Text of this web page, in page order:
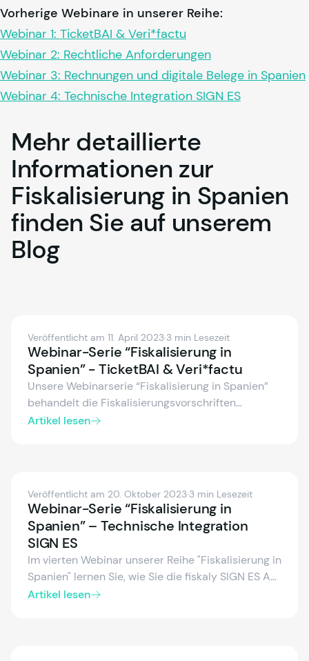
Vorherige Webinare in unserer Reihe:
Webinar 1: TicketBAI & Veri*factu
Webinar 2: Rechtliche Anforderungen
Webinar 3: Rechnungen und digitale Belege in Spanien
Webinar 4: Technische Integration SIGN ES
Mehr detaillierte
Informationen zur
Fiskalisierung in Spanien
finden Sie auf unserem
Blog
Veröffentlicht am 11. April 2023·3 min Lesezeit
Webinar-Serie “Fiskalisierung in
Spanien” - TicketBAI & Veri*factu
Unsere Webinarserie “Fiskalisierung in Spanien”
behandelt die Fiskalisierungsvorschriften
TicketBAI und Veri*factu, rechtliche und
Artikel lesen
Veröffentlicht am 20. Oktober 2023·3 min Lesezeit
Webinar-Serie “Fiskalisierung in
Spanien” – Technische Integration
SIGN ES
Im vierten Webinar unserer Reihe "Fiskalisierung in
Spanien" lernen Sie, wie Sie die fiskaly SIGN ES API
erfolgreich in Ihr POS System integrieren. Melden
Artikel lesen